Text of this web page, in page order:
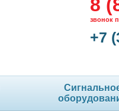
8
звонок
+7